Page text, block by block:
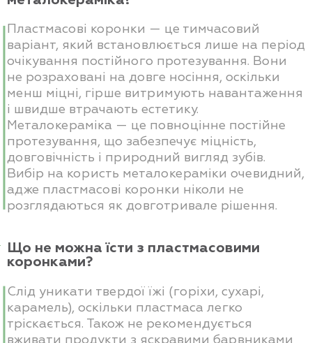
Пластмасові коронки — це тимчасовий
варіант, який встановлюється лише на період
очікування постійного протезування. Вони
не розраховані на довге носіння, оскільки
менш міцні, гірше витримують навантаження
і швидше втрачають естетику.
Металокераміка — це повноцінне постійне
протезування, що забезпечує міцність,
довговічність і природний вигляд зубів.
Вибір на користь металокераміки очевидний,
адже пластмасові коронки ніколи не
розглядаються як довготривале рішення.
Що не можна їсти з пластмасовими
коронками?
Слід уникати твердої їжі (горіхи, сухарі,
карамель), оскільки пластмаса легко
тріскається. Також не рекомендується
вживати продукти з яскравими барвниками